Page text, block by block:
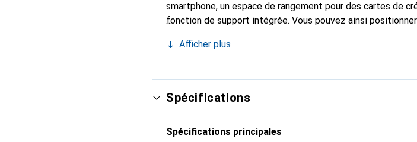
smartphone, un espace de rangement pour des cartes de
fonction de support intégrée. Vous pouvez ainsi
smartphone un aspect classique en cuir. Grâce à la
accessibles et il est possible de téléphoner sans
Afficher plus
Spécifications
Spécifications principales